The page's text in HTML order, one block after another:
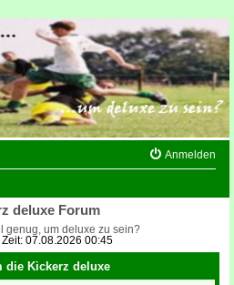
Anmelden
deluxe Forum
genug, um deluxe zu sein?
07.08.2026 00:45
die Kickerz deluxe